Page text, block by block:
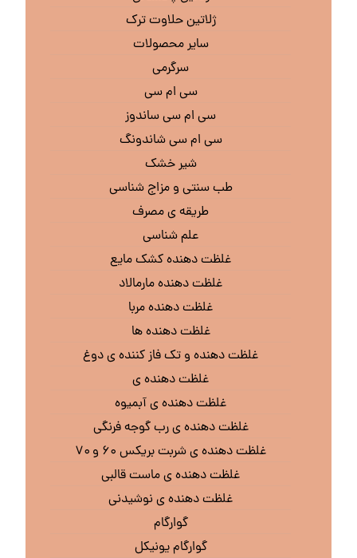
ژلاتین حلاوت ترک
سایر محصولات
سرگرمی
سی ام سی
سی ام سی ساندوز
سی ام سی شاندونگ
شیر خشک
طب سنتی و مزاج شناسی
طریقه ی مصرف
علم شناسی
غلظت دهنده کشک مایع
غلظت دهنده مارمالاد
غلظت دهنده مربا
غلظت دهنده ها
غلظت دهنده و تک فاز کننده ی دوغ
غلظت دهنده ی
غلظت دهنده ی آبمیوه
غلظت دهنده ی رب گوجه فرنگی
غلظت دهنده ی شربت بریکس ۶۰ و ۷۰
غلظت دهنده ی ماست قالبی
غلظت دهنده ی نوشیدنی
گوارگام
گوارگام یونیکل